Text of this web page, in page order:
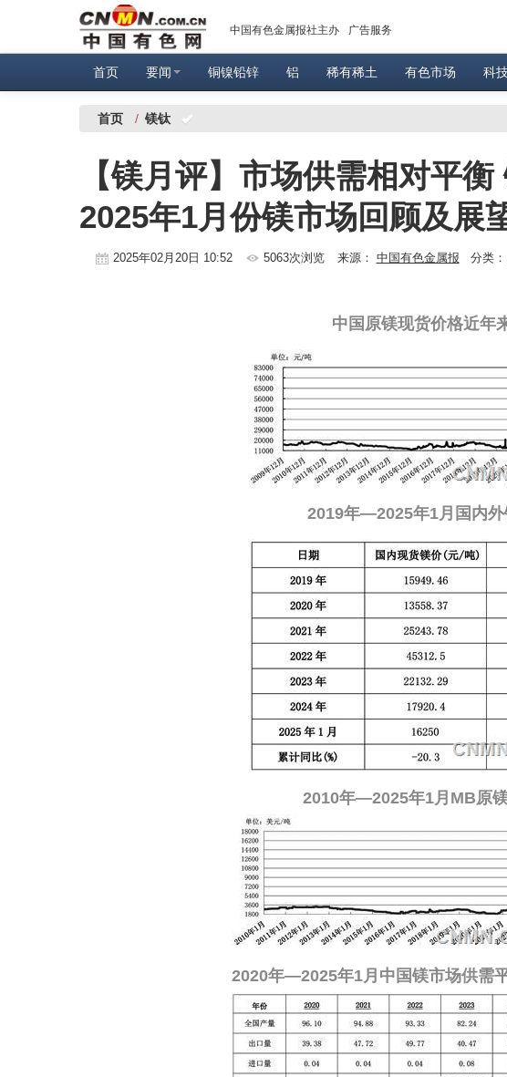
中国有色金属报社主办 广告服务
首页 要闻 铜镍铅锌 铝 稀有稀土 有色市场 科
首页 / 镁钛
【镁月评】市场供需相对平
2025年1月份镁市场回顾及展
2025年02月20日 10:52 5063次浏览 来源： 中国有色金属报 分类：
中国原镁现货价格近年
2019年—2025年1月国内外
2010年—2025年1月MB原
2020年—2025年1月中国镁市场供需